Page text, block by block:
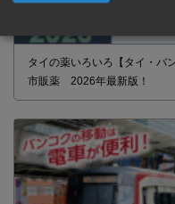
タイの薬いろいろ【タイ・
市販薬 2026年最新版！